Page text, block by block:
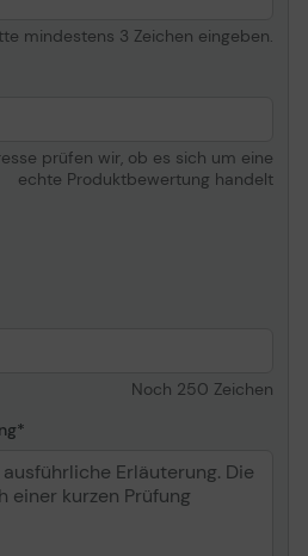
T5200DMFP, SC-
mindestens 3 Zeichen eingeben.
prüfen wir, ob es sich um eine
echte Produktbewertung handelt
Noch 250 Zeichen